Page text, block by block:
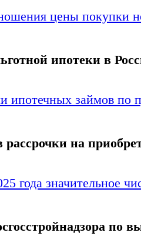
цены покупки
ипотеки в
ипотечных займов по
рассрочки на
года значительное
по